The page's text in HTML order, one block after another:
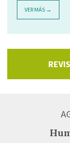
VER MÁS →